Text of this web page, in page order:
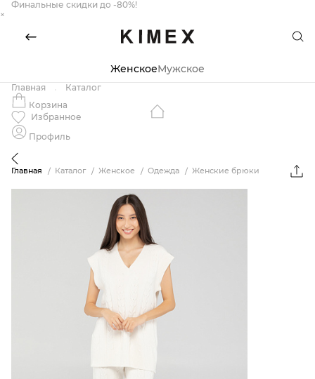
Финальные скидки до -80%!
×
ЖенскоеМужское
Главная
Каталог
Корзина
Избранное
Профиль
Главная Каталог Женское Одежда Женские брюки